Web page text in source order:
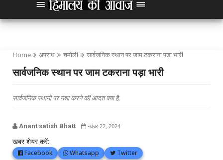
Home अपराध चमोली सार्वजनिक स्थान पर जाम टकराना पड़ा भारी
सार्वजनिक स्थान पर जाम टकराना पड़ा भारी
सार्वजनिक स्थानों पर नशा करने की आदत क्या है,
Anant satish Bhatt नवंबर 22, 2024
खबर शेयर करें:
Facebook Whatsapp Twitter